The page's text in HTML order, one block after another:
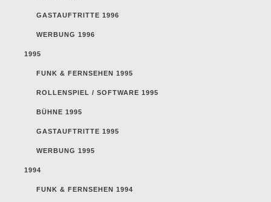
GASTAUFTRITTE 1996
WERBUNG 1996
1995
FUNK & FERNSEHEN 1995
ROLLENSPIEL / SOFTWARE 1995
BÜHNE 1995
GASTAUFTRITTE 1995
WERBUNG 1995
1994
FUNK & FERNSEHEN 1994